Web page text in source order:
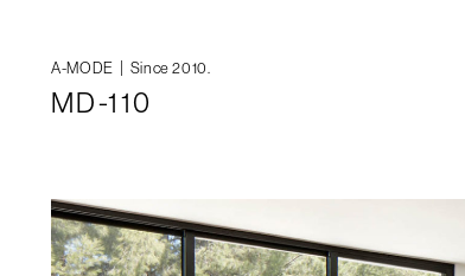
A-MODE｜Since 2010.
MD-110